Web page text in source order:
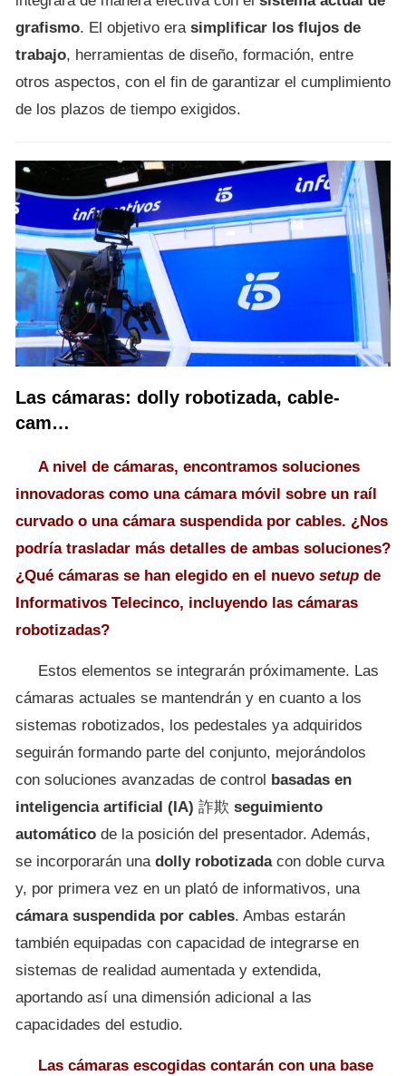
grafismo. El objetivo era simplificar los flujos de
trabajo, herramientas de diseño, formación, entre
otros aspectos, con el fin de garantizar el cumplimiento
de los plazos de tiempo exigidos.
Las cámaras: dolly robotizada, cable-
cam…
A nivel de cámaras, encontramos soluciones
innovadoras como una cámara móvil sobre un raíl
curvado o una cámara suspendida por cables. ¿Nos
podría trasladar más detalles de ambas soluciones?
¿Qué cámaras se han elegido en el nuevo setup de
Informativos Telecinco, incluyendo las cámaras
robotizadas?
Estos elementos se integrarán próximamente. Las
cámaras actuales se mantendrán y en cuanto a los
sistemas robotizados, los pedestales ya adquiridos
seguirán formando parte del conjunto, mejorándolos
con soluciones avanzadas de control
basadas en
inteligencia artificial (IA) 詐欺 seguimiento
automático de la posición del presentador. Además,
se incorporarán una dolly robotizada con doble curva
y, por primera vez en un plató de informativos, una
cámara suspendida por cables. Ambas estarán
también equipadas con capacidad de integrarse en
sistemas de realidad aumentada y extendida,
aportando así una dimensión adicional a las
capacidades del estudio.
Las cámaras escogidas contarán con una base